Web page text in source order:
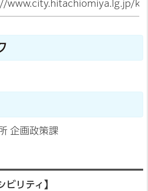
www.city.hitachiomiya.lg.jp/
企画政策課
ビリティ】